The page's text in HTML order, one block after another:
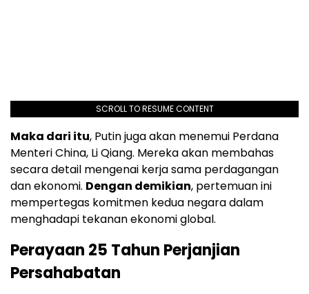
SCROLL TO RESUME CONTENT
Maka dari itu, Putin juga akan menemui Perdana
Menteri China, Li Qiang. Mereka akan membahas
secara detail mengenai kerja sama perdagangan
dan ekonomi. Dengan demikian, pertemuan ini
mempertegas komitmen kedua negara dalam
menghadapi tekanan ekonomi global.
Perayaan 25 Tahun Perjanjian
Persahabatan